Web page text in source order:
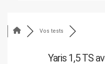
Vos tests
Yaris 1,5 TS